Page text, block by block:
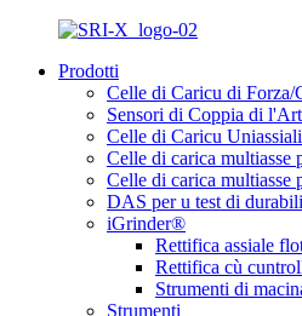
Prodotti
Celle di Caricu di Forza/
Sensori di Coppia di
Celle di Caricu
Celle di carica multiasse
Celle di carica multiasse
DAS per u test di
iGrinder®
Rettifica assiale
Rettifica cù
Strumenti di
Strumenti